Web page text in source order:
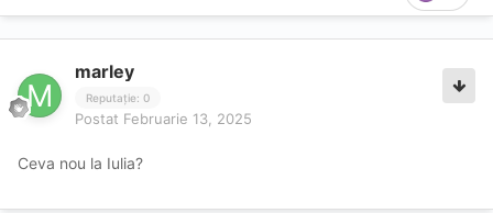
marley
Reputație: 0
Postat Februarie 13, 2025
Ceva nou la Iulia?